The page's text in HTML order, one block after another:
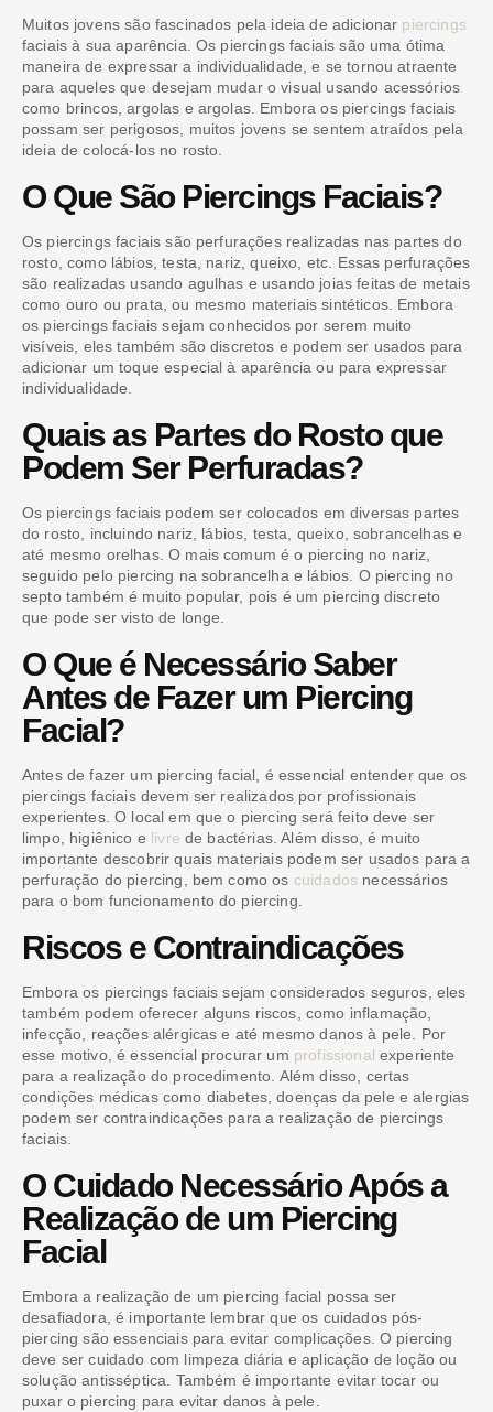
Muitos jovens são fascinados pela ideia de adicionar piercings
faciais à sua aparência. Os piercings faciais são uma ótima
maneira de expressar a individualidade, e se tornou atraente
para aqueles que desejam mudar o visual usando acessórios
como brincos, argolas e argolas. Embora os piercings faciais
possam ser perigosos, muitos jovens se sentem atraídos pela
ideia de colocá-los no rosto.
O Que São Piercings Faciais?
Os piercings faciais são perfurações realizadas nas partes do
rosto, como lábios, testa, nariz, queixo, etc. Essas perfurações
são realizadas usando agulhas e usando joias feitas de metais
como ouro ou prata, ou mesmo materiais sintéticos. Embora
os piercings faciais sejam conhecidos por serem muito
visíveis, eles também são discretos e podem ser usados para
adicionar um toque especial à aparência ou para expressar
individualidade.
Quais as Partes do Rosto que
Podem Ser Perfuradas?
Os piercings faciais podem ser colocados em diversas partes
do rosto, incluindo nariz, lábios, testa, queixo, sobrancelhas e
até mesmo orelhas. O mais comum é o piercing no nariz,
seguido pelo piercing na sobrancelha e lábios. O piercing no
septo também é muito popular, pois é um piercing discreto
que pode ser visto de longe.
O Que é Necessário Saber
Antes de Fazer um Piercing
Facial?
Antes de fazer um piercing facial, é essencial entender que os
piercings faciais devem ser realizados por profissionais
experientes. O local em que o piercing será feito deve ser
limpo, higiênico e livre de bactérias. Além disso, é muito
importante descobrir quais materiais podem ser usados para a
perfuração do piercing, bem como os cuidados necessários
para o bom funcionamento do piercing.
Riscos e Contraindicações
Embora os piercings faciais sejam considerados seguros, eles
também podem oferecer alguns riscos, como inflamação,
infecção, reações alérgicas e até mesmo danos à pele. Por
esse motivo, é essencial procurar um profissional experiente
para a realização do procedimento. Além disso, certas
condições médicas como diabetes, doenças da pele e alergias
podem ser contraindicações para a realização de piercings
faciais.
O Cuidado Necessário Após a
Realização de um Piercing
Facial
Embora a realização de um piercing facial possa ser
desafiadora, é importante lembrar que os cuidados pós-
piercing são essenciais para evitar complicações. O piercing
deve ser cuidado com limpeza diária e aplicação de loção ou
solução antisséptica. Também é importante evitar tocar ou
puxar o piercing para evitar danos à pele.